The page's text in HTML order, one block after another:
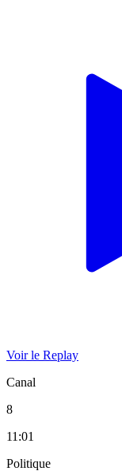
Voir le Replay
Canal
8
11:01
Politique